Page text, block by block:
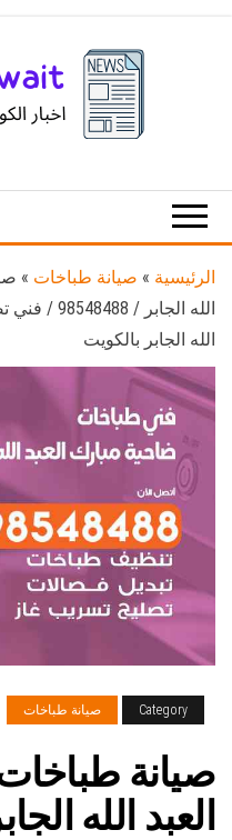
الرئيسية » صيانة طباخات »
الله
الله الجابر بالكويت
Category صيانة طباخات
صيانة